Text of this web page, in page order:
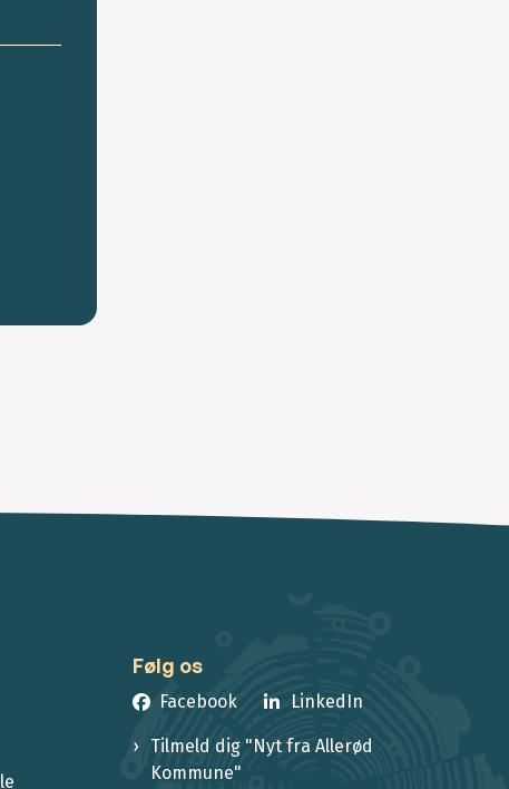
Følg os
Facebook LinkedIn
Tilmeld dig "Nyt fra Allerød
Kommune"